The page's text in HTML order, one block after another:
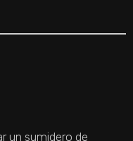
un sumidero de